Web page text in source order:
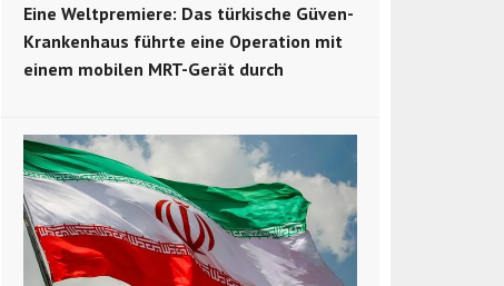
Eine Weltpremiere: Das türkische Güven-
Krankenhaus führte eine Operation mit
einem mobilen MRT-Gerät durch